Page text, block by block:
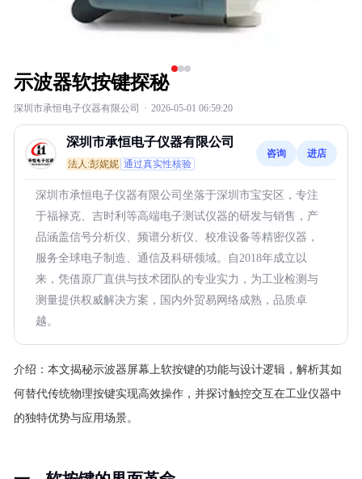
示波器软按键探秘
深圳市承恒电子仪器有限公司 · 2026-05-01 06:59:20
深圳市承恒电子仪器有限公司
法人:彭妮妮 通过真实性核验
咨询 进店
深圳市承恒电子仪器有限公司坐落于深圳市宝安区，专注
于福禄克、吉时利等高端电子测试仪器的研发与销售，产
品涵盖信号分析仪、频谱分析仪、校准设备等精密仪器，
服务全球电子制造、通信及科研领域。自2018年成立以
来，凭借原厂直供与技术团队的专业实力，为工业检测与
测量提供权威解决方案，国内外贸易网络成熟，品质卓
越。
介绍： 本文揭秘示波器屏幕上软按键的功能与设计逻辑，解析其如
何替代传统物理按键实现高效操作，并探讨触控交互在工业仪器中
的独特优势与应用场景。